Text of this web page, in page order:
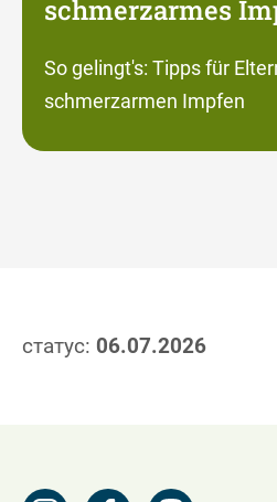
schmerzarmes
So gelingt's: Tipps für
schmerzarmen Impfen
статус: 06.07.2026